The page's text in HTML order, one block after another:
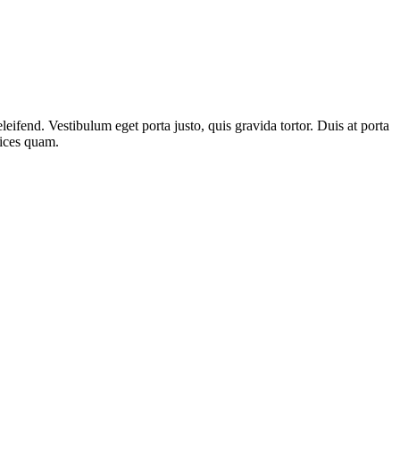
Vestibulum eget porta justo, quis gravida tortor. Duis at porta
quam.